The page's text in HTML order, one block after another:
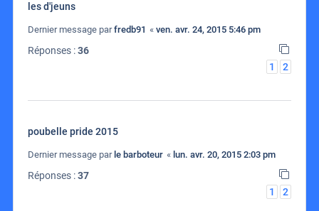
les d'jeuns
Dernier message parfredb91 « ven. avr. 24, 2015 5:46 pm
Réponses :36
1
2
poubelle pride 2015
Dernier message par le barboteur « lun. avr. 20, 2015 2:03 pm
Réponses :37
1
2